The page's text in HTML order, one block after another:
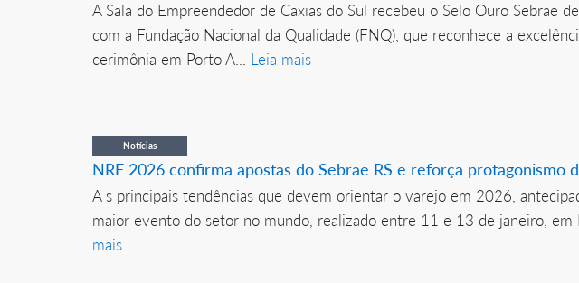
A Sala do Empreendedor de Caxias do Sul recebeu o Selo Ouro Sebrae
com a Fundação Nacional da Qualidade (FNQ), que reconhece a
cerimônia em Porto A... Leia mais
Notícias
NRF 2026 confirma apostas do Sebrae RS e reforça protagonismo
A s principais tendências que devem orientar o varejo em 2026,
maior evento do setor no mundo, realizado entre 11 e 13 de janeiro, em
mais